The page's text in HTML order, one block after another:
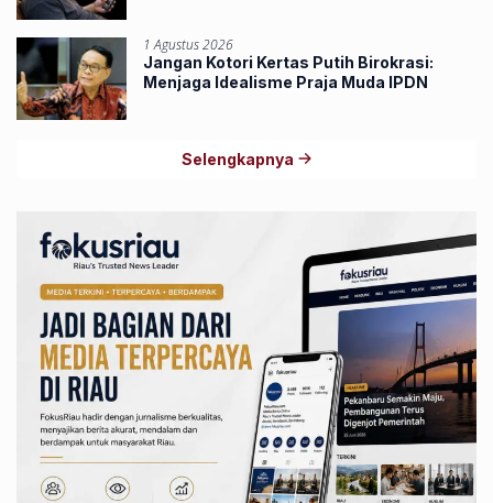
1 Agustus 2026
Jangan Kotori Kertas Putih Birokrasi:
Menjaga Idealisme Praja Muda IPDN
Selengkapnya